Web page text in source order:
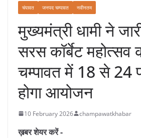
चंपावत जनपद चम्पावत नवीनतम
मुख्यमंत्री धामी ने
सरस कॉर्बेट महोत्सव
चम्पावत में 18 से 24
होगा आयोजन
10 February 2026 champawatkhabar
ख़बर शेयर करें -